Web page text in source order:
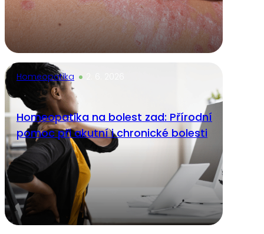
Homeopatika
Homeopatika na bolest zad: Přírodní
pomoc při akutní i chronické bolesti